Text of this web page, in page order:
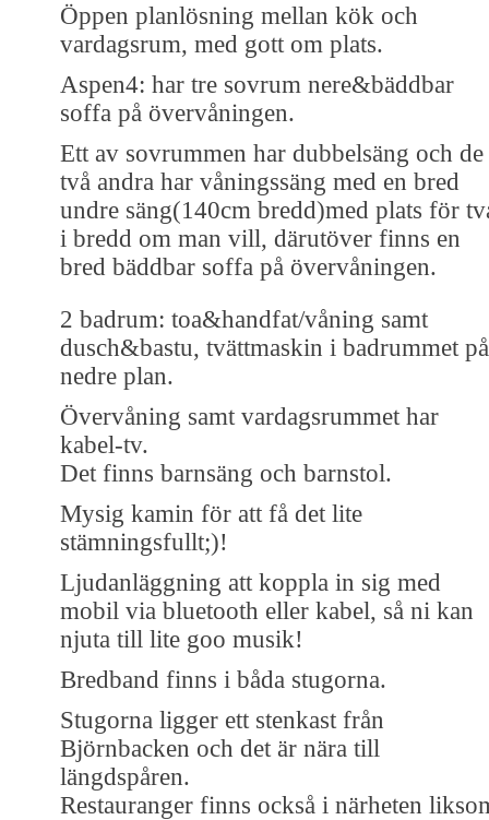
Öppen planlösning mellan kök och
vardagsrum, med gott om plats.
Aspen4: har tre sovrum nere&bäddbar
soffa på övervåningen.
Ett av sovrummen har dubbelsäng och de
två andra har våningssäng med en bred
undre säng(140cm bredd)med plats för
i bredd om man vill, därutöver finns en
bred bäddbar soffa på övervåningen.
2 badrum: toa&handfat/våning samt
dusch&bastu, tvättmaskin i badrummet på
nedre plan.
Övervåning samt vardagsrummet har
kabel-tv.
Det finns barnsäng och barnstol.
Mysig kamin för att få det lite
stämningsfullt;)!
Ljudanläggning att koppla in sig med
mobil via bluetooth eller kabel, så ni kan
njuta till lite goo musik!
Bredband finns i båda stugorna.
Stugorna ligger ett stenkast från
Björnbacken och det är nära till
längdspåren.
Restauranger finns också i närheten